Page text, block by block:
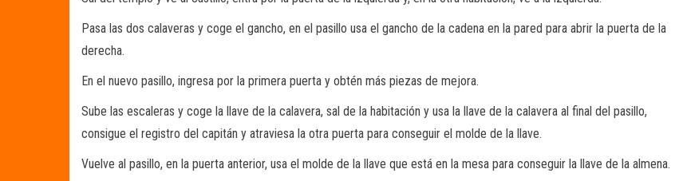
Pasa las dos calaveras y coge el gancho, en el pasillo usa el gancho de la cadena en la pared para abrir la puerta de la
derecha.
En el nuevo pasillo, ingresa por la primera puerta y obtén más piezas de mejora.
Sube las escaleras y coge la llave de la calavera, sal de la habitación y usa la llave de la calavera al final del pasillo,
consigue el registro del capitán y atraviesa la otra puerta para conseguir el molde de la llave.
Vuelve al pasillo, en la puerta anterior, usa el molde de la llave que está en la mesa para conseguir la llave de la almena.